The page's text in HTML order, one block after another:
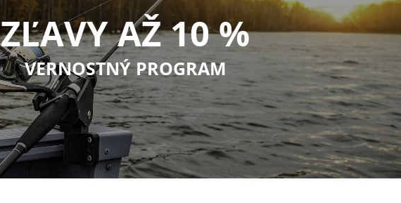
ZĽAVY AŽ 10 %
VERNOSTNÝ PROGRAM